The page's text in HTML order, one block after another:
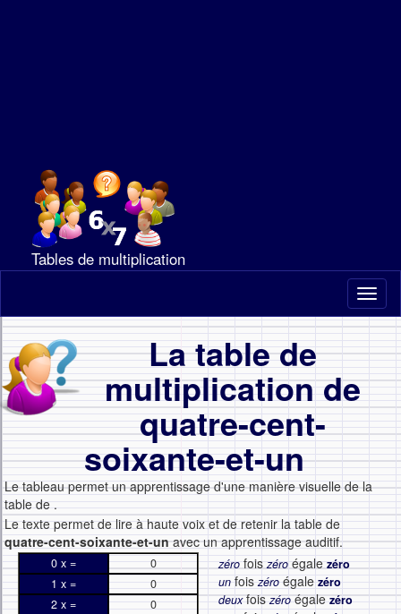
Tables de multiplication
La table de
multiplication de
quatre-cent-
soixante-et-un
Le tableau permet un apprentissage d'une manière visuelle de la
table de .
Le texte permet de lire à haute voix et de retenir la table de
quatre-cent-soixante-et-unavec un apprentissage auditif.
0 x =
0
1 x =
0
2 x =
0
zérofoiszéroégalezéro
un foiszéro égale zéro
deuxfoiszéroégalezéro